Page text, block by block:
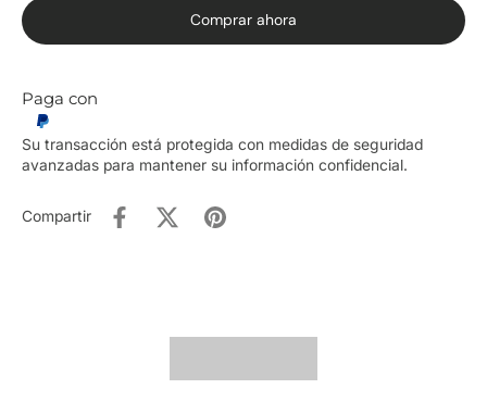
Comprar ahora
Paga con
Su transacción está protegida con medidas de seguridad
avanzadas para mantener su información confidencial.
Compartir